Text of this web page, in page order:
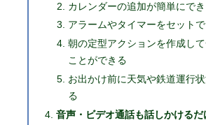
カレンダーの追加が簡単にで
アラームやタイマーをセット
朝の定型アクションを作成し
ことができる
お出かけ前に天気や鉄道運行
る
音声・ビデオ通話も話しかけるだ